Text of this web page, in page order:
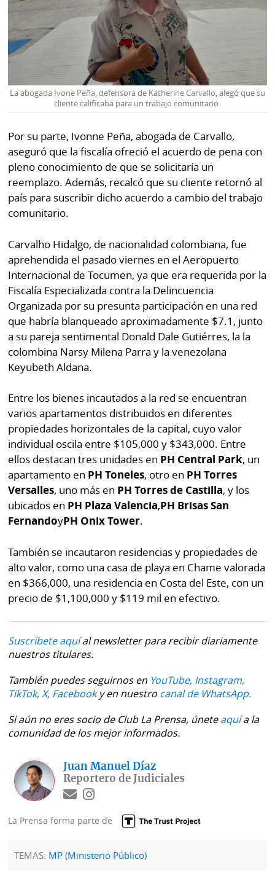
La abogada Ivone Peña, defensora de Katherine Carvallo, alegó que su
cliente calificaba para un trabajo comunitario.
Por su parte, Ivonne Peña, abogada de Carvallo,
aseguró que la fiscalía ofreció el acuerdo de pena con
pleno conocimiento de que se solicitaría un
reemplazo. Además, recalcó que su cliente retornó al
país para suscribir dicho acuerdo a cambio del trabajo
comunitario.
Carvalho Hidalgo, de nacionalidad colombiana, fue
aprehendida el pasado viernes en el Aeropuerto
Internacional de Tocumen, ya que era requerida por la
Fiscalía Especializada contra la Delincuencia
Organizada por su presunta participación en una red
que habría blanqueado aproximadamente $7.1, junto
a su pareja sentimental Donald Dale Gutiérres, la la
colombina Narsy Milena Parra y la venezolana
Keyubeth Aldana.
Entre los bienes incautados a la red se encuentran
varios apartamentos distribuidos en diferentes
propiedades horizontales de la capital, cuyo valor
individual oscila entre $105,000 y $343,000. Entre
ellos destacan tres unidades en PH Central Park, un
apartamento en PH Toneles, otro en PH Torres
Versalles, uno más en PH Torres de Castilla, y los
ubicados en PH Plaza Valencia,PH Brisas San
FernandoyPH Onix Tower.
También se incautaron residencias y propiedades de
alto valor, como una casa de playa en Chame valorada
en $366,000, una residencia en Costa del Este, con un
precio de $1,100,000 y $119 mil en efectivo.
Suscríbete aquíal newsletter para recibir diariamente
nuestros titulares.
También puedes seguirnos en YouTube, Instagram,
TikTok, X, Facebooky en nuestro canal de WhatsApp.
Si aún no eres socio de Club La Prensa, úneteaquía la
comunidad de los mejor informados.
Juan Manuel Díaz
Reportero de Judiciales
La Prensa forma parte de
TEMAS: MP (Ministerio Público)